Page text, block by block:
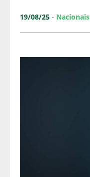
19/08/25 - Nacionais